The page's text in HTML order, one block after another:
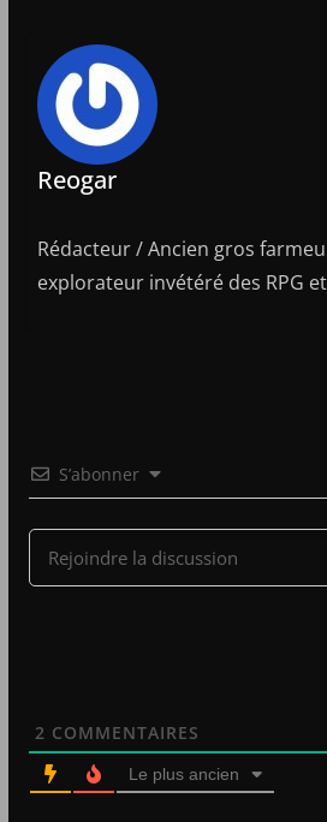
Reogar
Rédacteur / Ancien gros
explorateur invétéré des RPG
S’abonner
2 COMMENTAIRES
Le plus ancien